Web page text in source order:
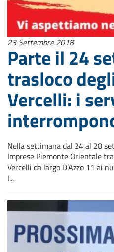
23 Settembre 2018
Parte il 24
trasloco
Vercelli: i
Nella settimana dal 24 al 28
Imprese Piemonte Orientale
Vercelli da largo D’Azzo 11 ai
I...